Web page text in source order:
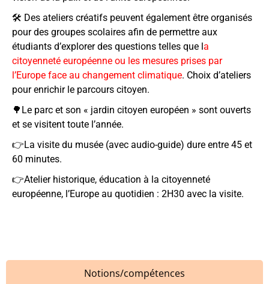
Notions/compétences
🛠 Des ateliers créatifs peuvent également être organisés
pour des groupes scolaires afin de permettre aux
étudiants d’explorer des questions telles que la
citoyenneté européenne ou les mesures prises par
l’Europe face au changement climatique. Choix d’ateliers
pour enrichir le parcours citoyen.
🌳Le parc et son « jardin citoyen européen » sont ouverts
et se visitent toute l’année.
👉La visite du musée (avec audio-guide) dure entre 45 et
60 minutes.
👉Atelier historique, éducation à la citoyenneté
européenne, l’Europe au quotidien : 2H30 avec la visite.